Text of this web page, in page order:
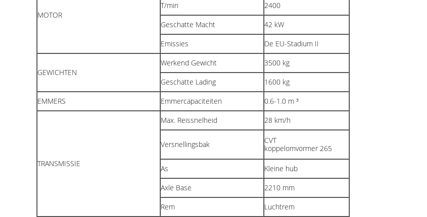
MOTOR
T/min
2400
Geschatte Macht
42 kW
Emissies
De EU-Stadium II
GEWICHTEN
Werkend Gewicht
3500 kg
Geschatte Lading
1600 kg
EMMERS
Emmercapaciteiten 0.6-1.0 m ³
TRANSMISSIE
Max. Reissnelheid 28 km/h
Versnellingsbak
CVT
koppelomvormer 265
As
Kleine hub
Axle Base
2210 mm
Rem
Luchtrem